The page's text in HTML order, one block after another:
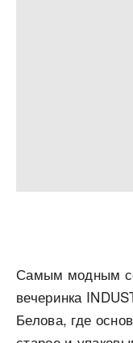
Самым модным
вечеринка
Белова, где